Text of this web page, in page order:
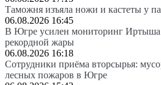
Таможня изъяла ножи и кастеты у
06.08.2026 16:45
В Югре усилен мониторинг Иртыша
рекордной жары
06.08.2026 16:18
Сотрудники приёма вторсырья:
лесных пожаров в Югре